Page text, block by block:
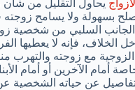
الأزواج يحاول التقليل من شان
بسهولة ولا يسامح
الجانب السلبي من شخصية
خل الخلاف، فإنه لا يعطيها
مع زوجته والتهرب
أمام الآخرين أو أمام
عن حياته الشخصية